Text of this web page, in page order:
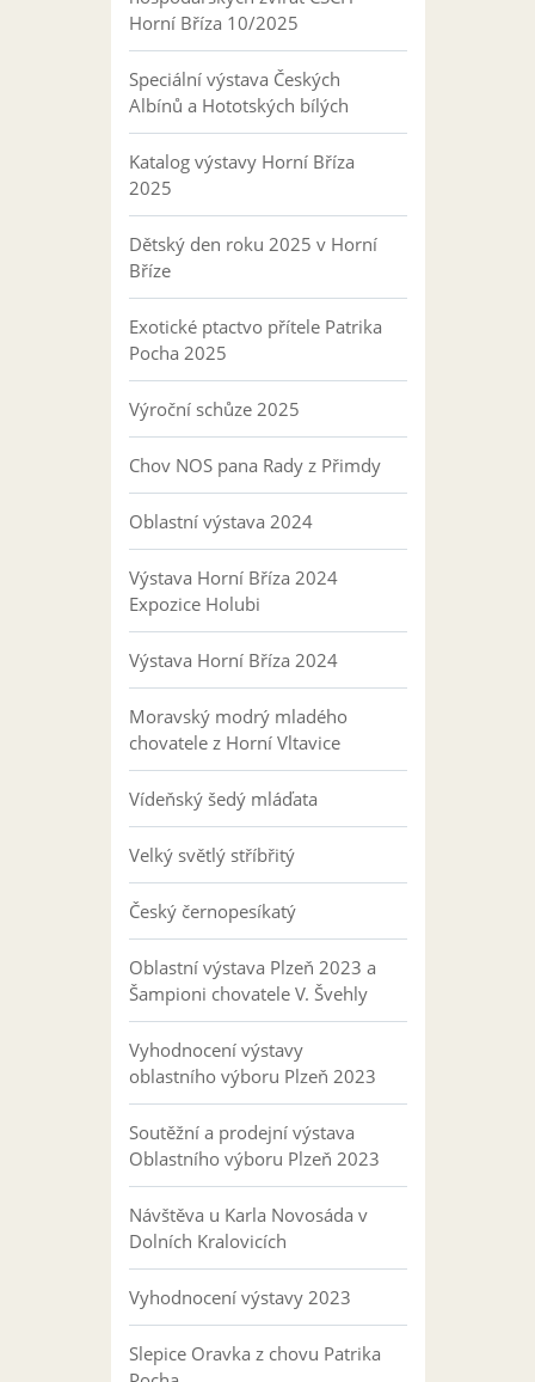
Horní Bříza 10/2025
Speciální výstava Českých
Albínů a Hototských bílých
Katalog výstavy Horní Bříza
2025
Dětský den roku 2025 v Horní
Bříze
Exotické ptactvo přítele Patrika
Pocha 2025
Výroční schůze 2025
Chov NOS pana Rady z Přimdy
Oblastní výstava 2024
Výstava Horní Bříza 2024
Expozice Holubi
Výstava Horní Bříza 2024
Moravský modrý mladého
chovatele z Horní Vltavice
Vídeňský šedý mláďata
Velký světlý stříbřitý
Český černopesíkatý
Oblastní výstava Plzeň 2023 a
Šampioni chovatele V. Švehly
Vyhodnocení výstavy
oblastního výboru Plzeň 2023
Soutěžní a prodejní výstava
Oblastního výboru Plzeň 2023
Návštěva u Karla Novosáda v
Dolních Kralovicích
Vyhodnocení výstavy 2023
Slepice Oravka z chovu Patrika